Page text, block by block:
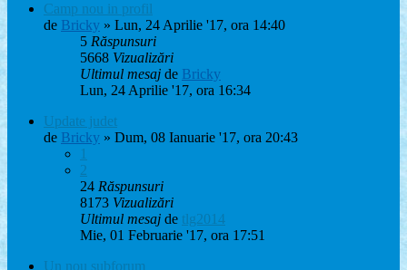
Camp nou in profil
de Bricky » Lun, 24 Aprilie '17, ora 14:40
5 Răspunsuri
5668 Vizualizări
Ultimul mesaj de Bricky
Lun, 24 Aprilie '17, ora 16:34
Update judet
de Bricky » Dum, 08 Ianuarie '17, ora 20:43
1
2
24 Răspunsuri
8173 Vizualizări
Ultimul mesaj de tlg2014
Mie, 01 Februarie '17, ora 17:51
Un nou subforum